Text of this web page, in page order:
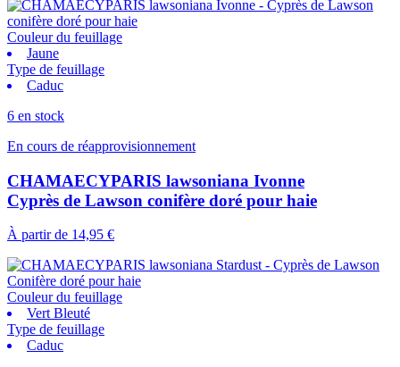
Couleur du feuillage
Jaune
Type de feuillage
Caduc
6 en stock
En cours de réapprovisionnement
CHAMAECYPARIS lawsoniana Ivonne
Cyprès de Lawson conifère doré pour haie
À partir de 14,95 €
Couleur du feuillage
Vert Bleuté
Type de feuillage
Caduc